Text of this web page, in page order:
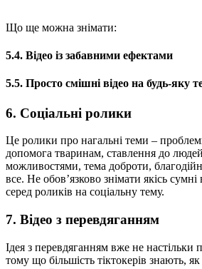
Що ще можна знімати:
5.4. Відео із забавними ефектами
5.5. Просто смішні відео на будь-яку
6. Соціальні ролики
Це ролики про нагальні теми –
допомога тваринам, ставлення до
можливостями, тема доброти,
все. Не обов’язково знімати якісь сумні
серед роликів на соціальну тему.
7. Відео з перевдяганням
Ідея з перевдяганням вже не настільки
тому що більшість тіктокерів знають, як